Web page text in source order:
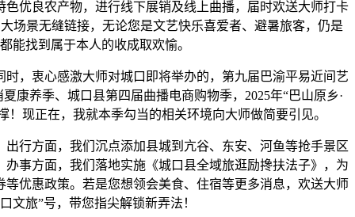
优良农产物，进行线下展销及线上曲播，届时欢送大师打卡
场景无缝链接，无论您是文艺快乐喜爱者、避暑旅客，仍是
能找到属于本人的收成取欢愉。
衷心感激大师对城口即将举办的，第九届巴渝平易近间艺
康养季、城口县第四届曲播电商购物季，2025年“巴山原乡·
！现正在，我就本季勾当的相关环境向大师做简要引见。
方面，我们沉点添加县城到亢谷、东安、河鱼等抢手景区
事方面，我们落地实施《城口县全域旅逛励搀扶法子》，为
优惠政策。若是您想领会美食、住宿等更多消息，欢送大师
文旅”号，带您指尖解锁新弄法！